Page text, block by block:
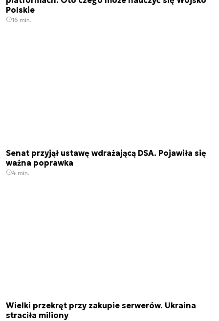
Polskie
16 min.
Senat przyjął ustawę wdrażającą DSA. Pojawiła się
ważna poprawka
4 min.
Wielki przekręt przy zakupie serwerów. Ukraina
straciła miliony